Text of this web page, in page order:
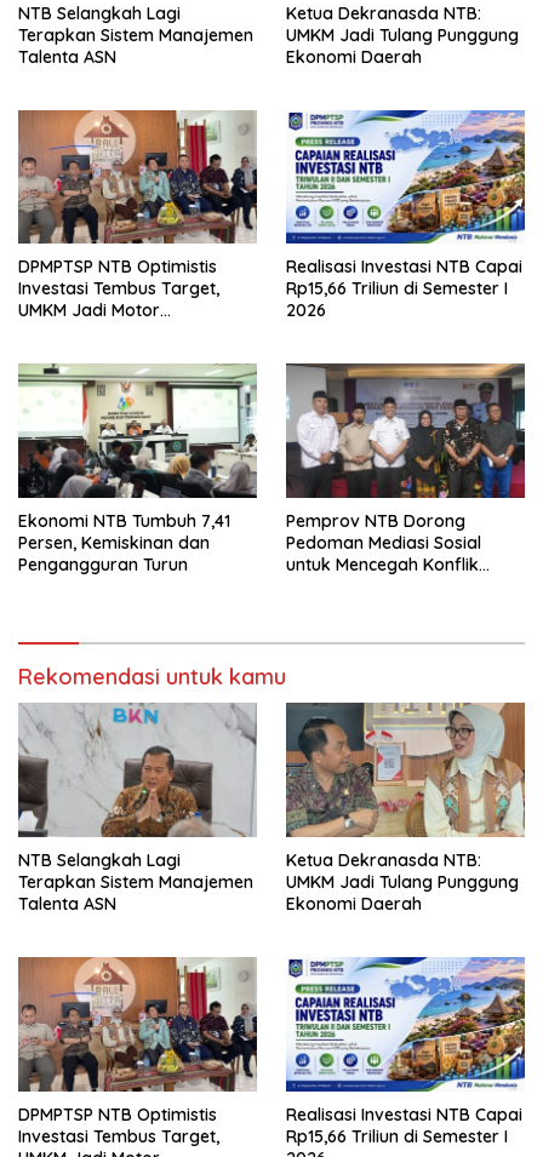
NTB Selangkah Lagi
Terapkan Sistem Manajemen
Talenta ASN
Ketua Dekranasda NTB:
UMKM Jadi Tulang Punggung
Ekonomi Daerah
DPMPTSP NTB Optimistis
Investasi Tembus Target,
UMKM Jadi Motor
Realisasi Investasi NTB Capai
Rp15,66 Triliun di Semester I
2026
Ekonomi NTB Tumbuh 7,41
Persen, Kemiskinan dan
Pengangguran Turun
Pemprov NTB Dorong
Pedoman Mediasi Sosial
untuk Mencegah Konflik
Rekomendasi untuk kamu
NTB Selangkah Lagi
Terapkan Sistem Manajemen
Talenta ASN
Ketua Dekranasda NTB:
UMKM Jadi Tulang Punggung
Ekonomi Daerah
DPMPTSP NTB Optimistis
Investasi Tembus Target,
Realisasi Investasi NTB Capai
Rp15,66 Triliun di Semester I